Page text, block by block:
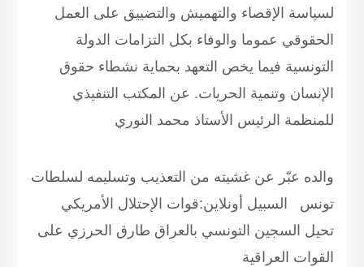
لسياسة الإقصاء والتهميش والتضييق على العمل
الحقوقي عموما والوفاء بكل التزامات الدولة
التونسية فيما يخص التعهد بحماية نشطاء حقوق
الإنسان وتنمية الحريات. عن المكتب التنفيذي
للمنظمة الرئيس الأستاذ محمد النوري
والده عبّر عن غشيته من التعذيب وتسليمه لسلطات
تونس السبيل أونلاين:قوات الإحتلال الأمريكي
تحيل السجين التونسي بالعراق طارق الحرزي على
القوات العراقية